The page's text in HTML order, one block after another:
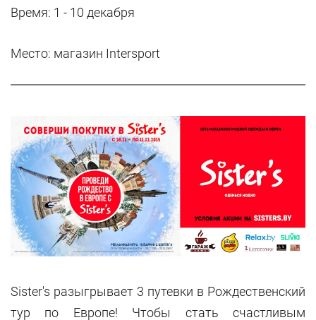
Время: 1 - 10 декабря
Место: магазин Intersport
Sister's разыгрывает 3 путевки в Рождественский
тур по Европе! Чтобы стать счастливым